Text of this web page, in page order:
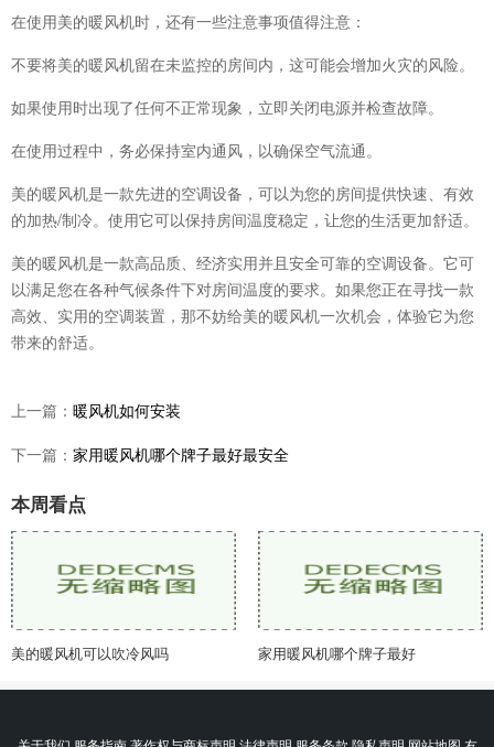
在使用美的暖风机时，还有一些注意事项值得注意：
不要将美的暖风机留在未监控的房间内，这可能会增加火灾的风险。
如果使用时出现了任何不正常现象，立即关闭电源并检查故障。
在使用过程中，务必保持室内通风，以确保空气流通。
美的暖风机是一款先进的空调设备，可以为您的房间提供快速、有效
的加热/制冷。使用它可以保持房间温度稳定，让您的生活更加舒适。
美的暖风机是一款高品质、经济实用并且安全可靠的空调设备。它可
以满足您在各种气候条件下对房间温度的要求。如果您正在寻找一款
高效、实用的空调装置，那不妨给美的暖风机一次机会，体验它为您
带来的舒适。
上一篇： 暖风机如何安装
下一篇： 家用暖风机哪个牌子最好最安全
本周看点
美的暖风机可以吹冷风吗 家用暖风机哪个牌子最好